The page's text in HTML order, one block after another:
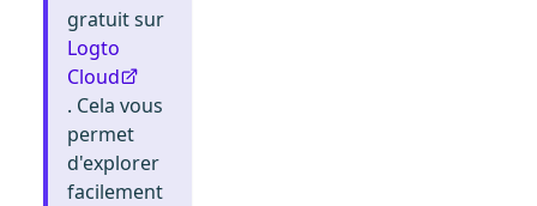
gratuit sur
Logto
Cloud
. Cela vous
permet
d'explorer
facilement